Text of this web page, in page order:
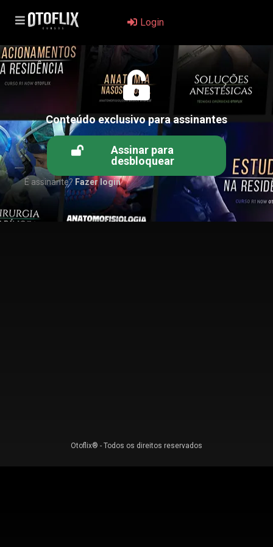
Login
Conteúdo exclusivo para assinantes
Assinar para
desbloquear
É assinante? Fazer login
Otoflix® - Todos os direitos reservados